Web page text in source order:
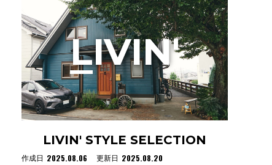
LIVIN' STYLE SELECTION
作成日 2025.08.06 更新日 2025.08.20
LIVIN'